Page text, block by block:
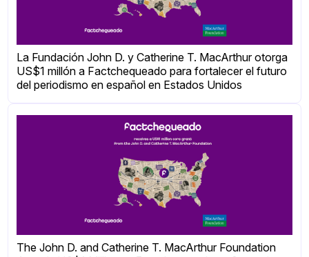
La Fundación John D. y Catherine T. MacArthur otorga
US$1 millón a Factchequeado para fortalecer el futuro
del periodismo en español en Estados Unidos
The John D. and Catherine T. MacArthur Foundation